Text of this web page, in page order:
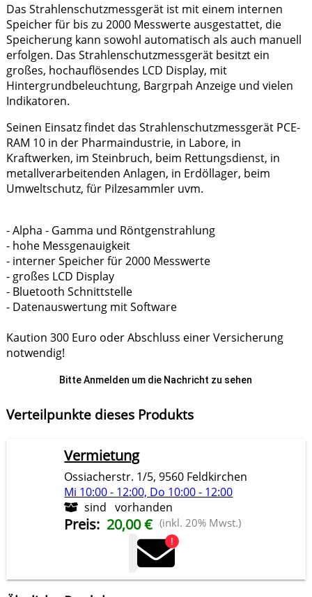
Das Strahlenschutzmessgerät ist mit einem internen
Speicher für bis zu 2000 Messwerte ausgestattet, die
Speicherung kann sowohl automatisch als auch manuell
erfolgen. Das Strahlenschutzmessgerät besitzt ein
großes, hochauflösendes LCD Display, mit
Hintergrundbeleuchtung, Bargrpah Anzeige und vielen
Indikatoren.
Seinen Einsatz findet das Strahlenschutzmessgerät PCE-
RAM 10 in der Pharmaindustrie, in Labore, in
Kraftwerken, im Steinbruch, beim Rettungsdienst, in
metallverarbeitenden Anlagen, in Erdöllager, beim
Umweltschutz, für Pilzesammler uvm.
- Alpha - Gamma und Röntgenstrahlung
- hohe Messgenauigkeit
- interner Speicher für 2000 Messwerte
- großes LCD Display
- Bluetooth Schnittstelle
- Datenauswertung mit Software
Kaution 300 Euro oder Abschluss einer Versicherung
notwendig!
Bitte Anmelden um die Nachricht zu sehen
Verteilpunkte dieses Produkts
Vermietung
Ossiacherstr. 1/5, 9560 Feldkirchen
Mi 10:00 - 12:00, Do 10:00 - 12:00
sind
vorhanden
Preis: 20,00 € (inkl. 20% Mwst.)
!